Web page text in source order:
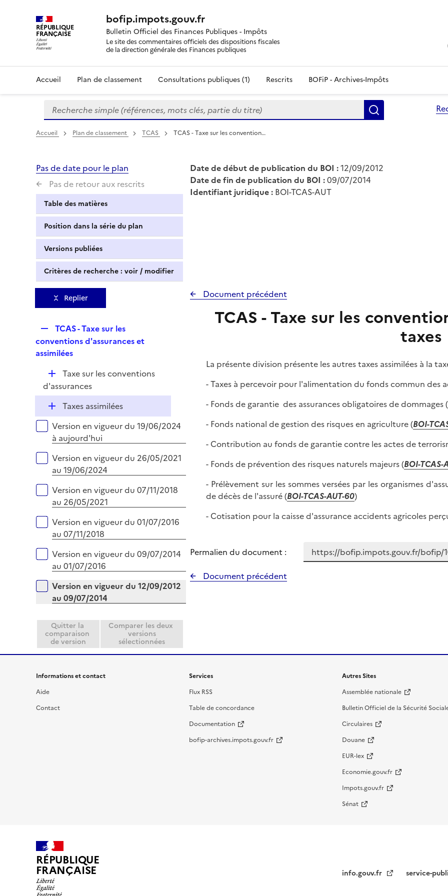
RÉPUBLIQUE
FRANÇAISE
bofip.impots.gouv.fr
Bulletin Officiel des Finances Publiques - Impôts
Le site des commentaires officiels des dispositions fiscales
de la direction générale des Finances publiques
Accueil Plan de classement Consultations publiques (1) Rescrits BOFiP - Archives-Impôts
Formulaire
de
recherche
Recherche simple (références, mots clés, partie du titre)
Accueil Plan de classement TCAS TCAS - Taxe sur les convention…
Pas de date pour le plan
Pas de retour aux rescrits
Table des matières
Position dans la série du plan
Versions publiées
Critères de recherche : voir / modifier
Date de début de publication du BOI :12/09/2012
Date de fin de publication du BOI :09/07/2014
Identifiant juridique : BOI-TCAS-AUT
Replier
e
p
i
e
r
TCAS - Taxe sur les
conventions d'assurances et
assimilées
D
é
p
i
e
r
Taxe sur les conventions
d'assurances
D
é
p
l
i
r
Taxes assimilées
Versions sur la période
Version en vigueur du 19/06/2024
à aujourd'hui
Version en vigueur du 26/05/2021
au 19/06/2024
Version en vigueur du 07/11/2018
au 26/05/2021
Version en vigueur du 01/07/2016
au 07/11/2018
Version en vigueur du 09/07/2014
au 01/07/2016
Version en vigueur du 12/09/2012
au 09/07/2014
Quitter la
comparaison
de version
Comparer les deux
versions
sélectionnées
Document précédent
TCAS - Taxe sur les
taxes
La présente division présente les autres taxes assimilées à la
- Taxes à percevoir pour l'alimentation du fonds commun des
- Fonds de garantie des assurances obligatoires de dommages (
- Fonds national de gestion des risques en agriculture (BOI-
- Contribution au fonds de garantie contre les actes de
- Fonds de prévention des risques naturels majeurs (BOI-TCAS-
- Prélèvement sur les sommes versées par les organismes
de décès de l'assuré (BOI-TCAS-AUT-60)
- Cotisation pour la caisse d'assurance accidents agricoles
Permalien du document :
Document précédent
Informations et contact
Aide
Contact
Services
Flux RSS
Table de concordance
Documentation
bofip-archives.impots.gouv.fr
Autres Sites
Assemblée nationale
Bulletin Officiel de la Sécurité
Circulaires
Douane
EUR-lex
Economie.gouv.fr
Impots.gouv.fr
Sénat
RÉPUBLIQUE
FRANÇAISE info.gouv.fr service-